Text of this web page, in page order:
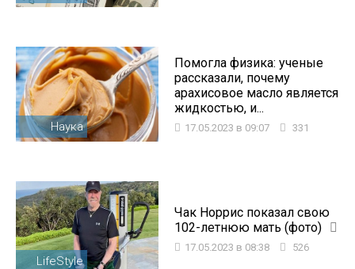
Наука
Помогла физика: ученые
рассказали, почему
арахисовое масло является
жидкостью, и...
17.05.2023 в 09:07 331
LifeStyle
Чак Норрис показал свою
102-летнюю мать (фото)
17.05.2023 в 08:38 526